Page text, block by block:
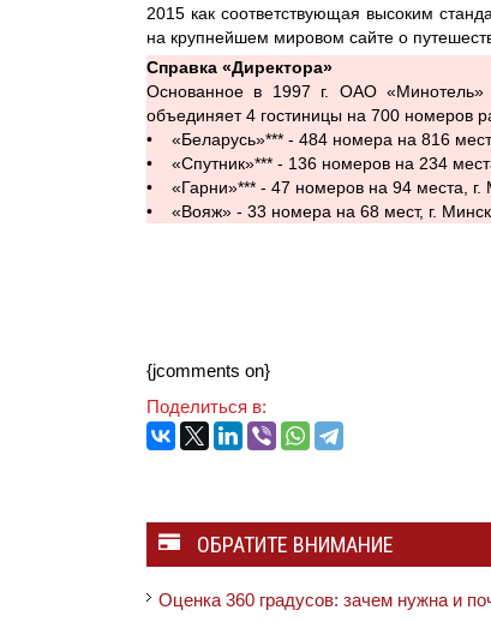
2015 как соответствующая высоким
на крупнейшем мировом сайте о
Справка «Директора»
Основанное в 1997 г. ОАО «Минотель»
объединяет 4 гостиницы на 700 номеров
• «Беларусь»*** - 484 номера на 816
• «Спутник»*** - 136 номеров на 234
• «Гарни»*** - 47 номеров на 94 места, г.
• «Вояж» - 33 номера на 68 мест, г. Минск,
{jcomments on}
Поделиться в:
ОБРАТИТЕ ВНИМАНИЕ
Оценка 360 градусов: зачем нужна и